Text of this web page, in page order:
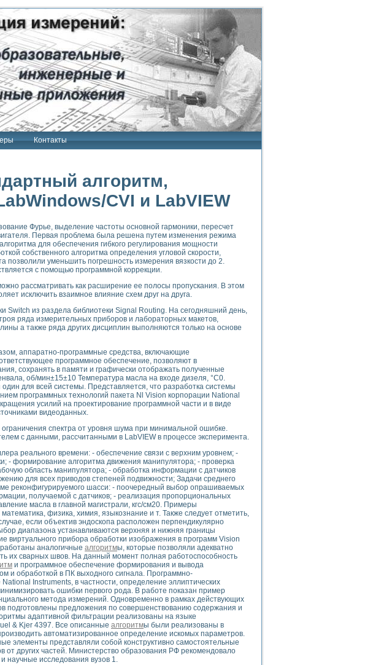
Контакты
В-46
устройств National Instruments
с целью отладки систем управления электрооборудованием на электроподвижном составе
машиниста состава
трубах
систем
движением экраноплана
методом акустической эмиссии
электрических характеристик и параметров силовых полупроводниковых приборов
резонансным методом
программных средств NATIONAL INSTRUMENTS
значений
стробоскопического осциллографа и исследования методов расширения его полосы
средств измерений
параметров джиттера
решеток в учебной лаборатории средствами LabVIEW
SPICE- модели импульсного сигнала
программной среде Lab VIEW 7.1
процессов в среде LabVIEW
электросопротивления (RRR) сверхпроводников
колебаний в пространстве Ван Дер Поля
алгоритм,
CVI и LabVIEW
Фурье, выделение частоты основной гармоники, пересчет
Первая проблема была решена путем изменения режима
для обеспечения гибкого регулирования мощности
собственного алгоритма определения угловой скорости,
позволили уменьшить погрешность измерения вязкости до 2.
с помощью программной коррекции.
рассматривать как расширение ее полосы пропускания. В этом
исключить взаимное влияние схем друг на друга.
Switch из раздела библиотеки Signal Routing. На сегодняшний день,
ряда измерительных приборов и лабораторных макетов,
а также ряда других дисциплин выполняются только на основе
аппаратно-программные средства, включающие
программное обеспечение, позволяют в
сохранять в памяти и графически отображать полученные
об/мин±15±10 Температура масла на входе дизеля, °С0.
для всей системы. Представляется, что разработка системы
программных технологий пакета Nl Vision корпорации National
усилий на проектирование программной части и в виде
видеоданных.
спектра от уровня шума при минимальной ошибке.
с данными, рассчитанными в LabVIEW в процессе эксперимента.
реального времени: - обеспечение связи с верхним уровнем; -
- формирование алгоритма движения манипулятора; - проверка
область манипулятора; - обработка информации с датчиков
для всех приводов степеней подвижности; Задачи среднего
реконфигурируемого шасси: - поочередный выбор опрашиваемых
получаемой с датчиков; - реализация пропорциональных
масла в главной магистрали, кгс/см20. Примеры
физика, химия, языкознание и т. Также следует отметить,
если объектив эндоскопа расположен перпендикулярно
диапазона устанавливаются верхняя и нижняя границы
виртуального прибора обработки изображения в программ Vision
аналогичные алгоритмы, которые позволяли адекватно
их сварных швов. На данный момент полная работоспособность
и программное обеспечение формирования и вывода
и обработкой в ПК выходного сигнала. Программно-
Instruments, в частности, определение эллиптических
ошибки первого рода. В работе показан пример
метода измерений. Одновременно в рамках действующих
подготовлены предложения по совершенствованию содержания и
адаптивной фильтрации реализованы на языке
& Kjer 4397. Все описанные алгоритмы были реализованы в
автоматизированное определение искомых параметров.
элементы представляли собой конструктивно самостоятельные
от других частей. Министерство образования РФ рекомендовало
научные исследования вузов 1.